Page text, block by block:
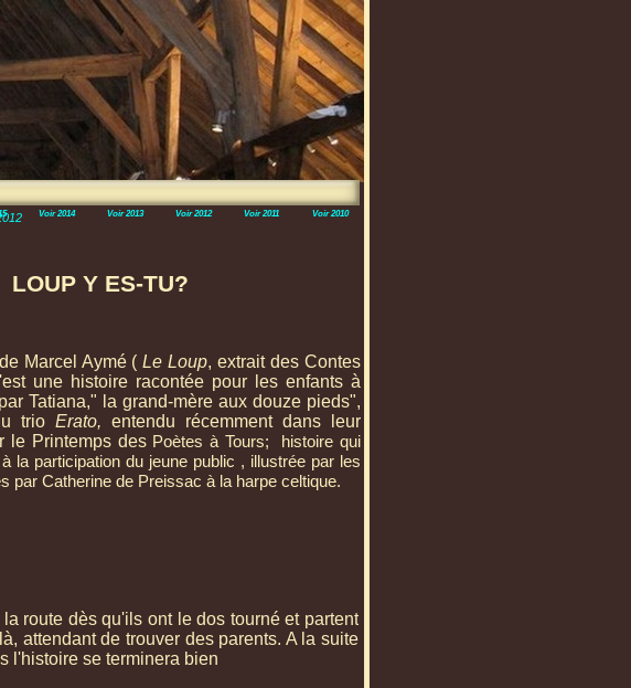
LOUP Y ES-TU?
Marcel Aymé (Le Loup, extrait des Contes
une histoire racontée pour les enfants à
Tatiana," la grand-mère aux douze pieds",
trio Erato, entendu récemment dans leur
le Printemps des Poètes à Tours; histoire qui
la participation du jeune public , illustrée par les
par Catherine de Preissac à la harpe celtique.
route dès qu'ils ont le dos tourné et partent
attendant de trouver des parents. A la suite
l'histoire se terminera bien
Voir 2014 Voir 2013 Voir 2012 Voir 2011
Voir 2010